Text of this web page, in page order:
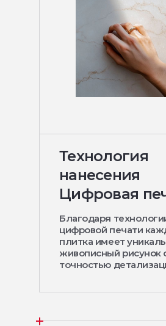
Технология
нанесения
Цифровая
Благодаря
цифровой печати
плитка имеет
живописный рисунок
точностью